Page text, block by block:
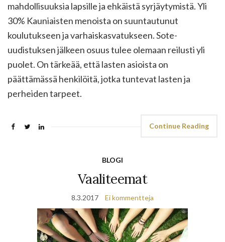
mahdollisuuksia lapsille ja ehkäistä syrjäytymistä. Yli
30% Kauniaisten menoista on suuntautunut
koulutukseen ja varhaiskasvatukseen. Sote-
uudistuksen jälkeen osuus tulee olemaan reilusti yli
puolet. On tärkeää, että lasten asioista on
päättämässä henkilöitä, jotka tuntevat lasten ja
perheiden tarpeet.
Continue Reading
BLOGI
Vaaliteemat
8.3.2017 Ei kommentteja